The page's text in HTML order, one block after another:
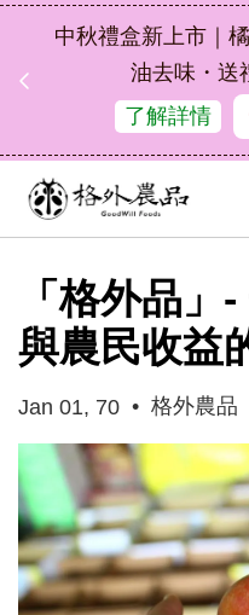
中秋禮盒新上市｜
油去味・送
了解詳情
「格外品
與農民收益
Jan 01, 70 • 格外農品